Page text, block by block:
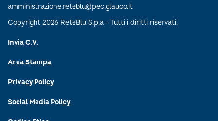
amministrazione.reteblu@pec.glauco.it
Copyright 2026 ReteBlu S.p.a - Tutti i diritti riservati.
Invia C.V.
Area Stampa
Privacy Policy
Social Media Policy